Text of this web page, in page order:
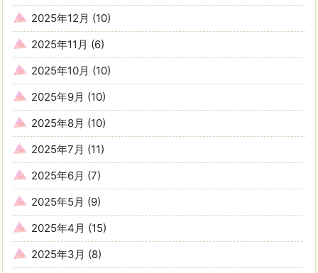
2025年12月 (10)
2025年11月 (6)
2025年10月 (10)
2025年9月 (10)
2025年8月 (10)
2025年7月 (11)
2025年6月 (7)
2025年5月 (9)
2025年4月 (15)
2025年3月 (8)